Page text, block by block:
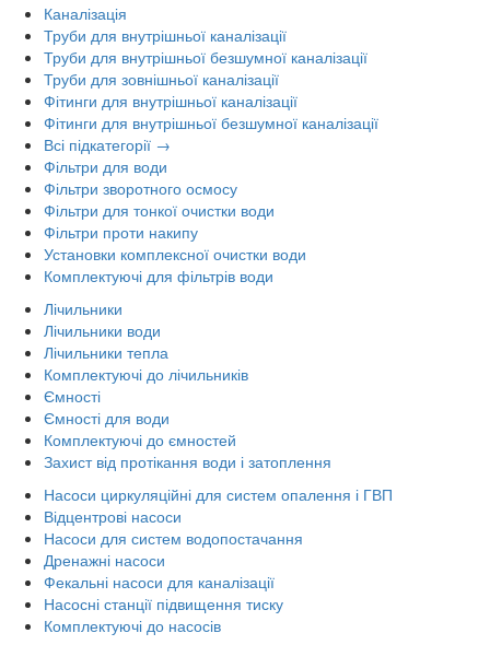
Каналізація
Труби для внутрішньої каналізації
Труби для внутрішньої безшумної каналізації
Труби для зовнішньої каналізації
Фітинги для внутрішньої каналізації
Фітинги для внутрішньої безшумної каналізації
Всі підкатегорії →
Фільтри для води
Фільтри зворотного осмосу
Фільтри для тонкої очистки води
Фільтри проти накипу
Установки комплексної очистки води
Комплектуючі для фільтрів води
Лічильники
Лічильники води
Лічильники тепла
Комплектуючі до лічильників
Ємності
Ємності для води
Комплектуючі до ємностей
Захист від протікання води і затоплення
Насоси циркуляційні для систем опалення і ГВП
Відцентрові насоси
Насоси для систем водопостачання
Дренажні насоси
Фекальні насоси для каналізації
Насосні станції підвищення тиску
Комплектуючі до насосів